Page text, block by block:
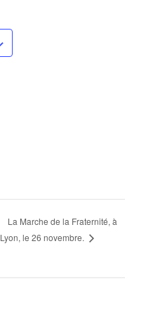
La Marche de la Fraternité, à
Lyon, le 26 novembre.